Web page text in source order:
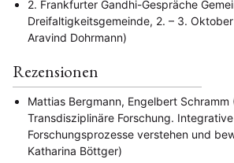
2. Frankfurter Gandhi-Gespräche
Dreifaltigkeitsgemeinde, 2. – 3.
Aravind Dohrmann)
Rezensionen
Mattias Bergmann, Engelbert Schramm
Transdisziplinäre Forschung. Integrative
Forschungsprozesse verstehen und
Katharina Böttger)